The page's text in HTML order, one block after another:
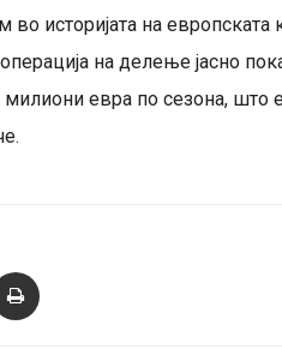
во историјата на европската
на делење јасно
милиони евра по сезона,